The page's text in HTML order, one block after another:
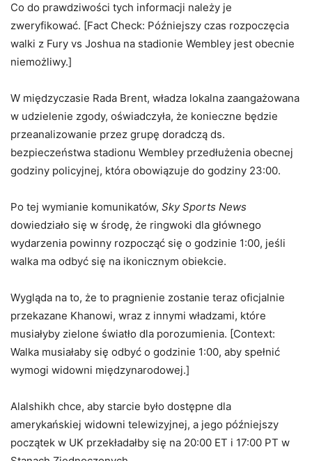
Co do prawdziwości tych informacji należy je
zweryfikować. [Fact Check: Późniejszy czas rozpoczęcia
walki z Fury vs Joshua na stadionie Wembley jest obecnie
niemożliwy.]
W międzyczasie Rada Brent, władza lokalna zaangażowana
w udzielenie zgody, oświadczyła, że konieczne będzie
przeanalizowanie przez grupę doradczą ds.
bezpieczeństwa stadionu Wembley przedłużenia obecnej
godziny policyjnej, która obowiązuje do godziny 23:00.
Po tej wymianie komunikatów, Sky Sports News
dowiedziało się w środę, że ringwoki dla głównego
wydarzenia powinny rozpocząć się o godzinie 1:00, jeśli
walka ma odbyć się na ikonicznym obiekcie.
Wygląda na to, że to pragnienie zostanie teraz oficjalnie
przekazane Khanowi, wraz z innymi władzami, które
musiałyby zielone światło dla porozumienia. [Context:
Walka musiałaby się odbyć o godzinie 1:00, aby spełnić
wymogi widowni międzynarodowej.]
Alalshikh chce, aby starcie było dostępne dla
amerykańskiej widowni telewizyjnej, a jego późniejszy
początek w UK przekładałby się na 20:00 ET i 17:00 PT w